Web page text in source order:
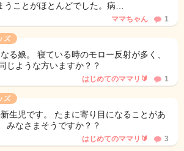
うことがほとんどでした。病…
ママちゃん 1
ズ
る娘。 寝ている時のモロー反射が多く、
じような方いますか？？
はじめてのママリ🔰 1
ズ
生児です。 たまに寄り目になることがあ
みなさまそうですか？？
はじめてのママリ🔰 3